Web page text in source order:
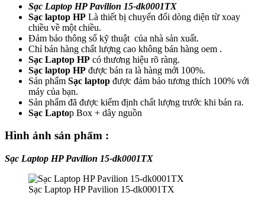
Sạc Laptop HP Pavilion 15-dk0001TX
Sạc laptop HP Là thiết bị chuyển đổi dòng diện từ xoay
chiều về một chiều.
Đảm bảo thông số kỹ thuật của nhà sản xuất.
Chỉ bán hàng chất lượng cao không bán hàng oem .
Sạc Laptop HP có thương hiệu rõ ràng.
Sạc laptop HP được bán ra là hàng mới 100%.
Sản phẩm Sạc laptop được đảm bảo tương thích 100% với
máy của bạn.
Sản phẩm đã được kiểm định chất lượng trước khi bán ra.
Sạc Laptop Box + dây nguồn
Hình ảnh sản phẩm :
Sạc Laptop HP Pavilion 15-dk0001TX
Sạc Laptop HP Pavilion 15-dk0001TX